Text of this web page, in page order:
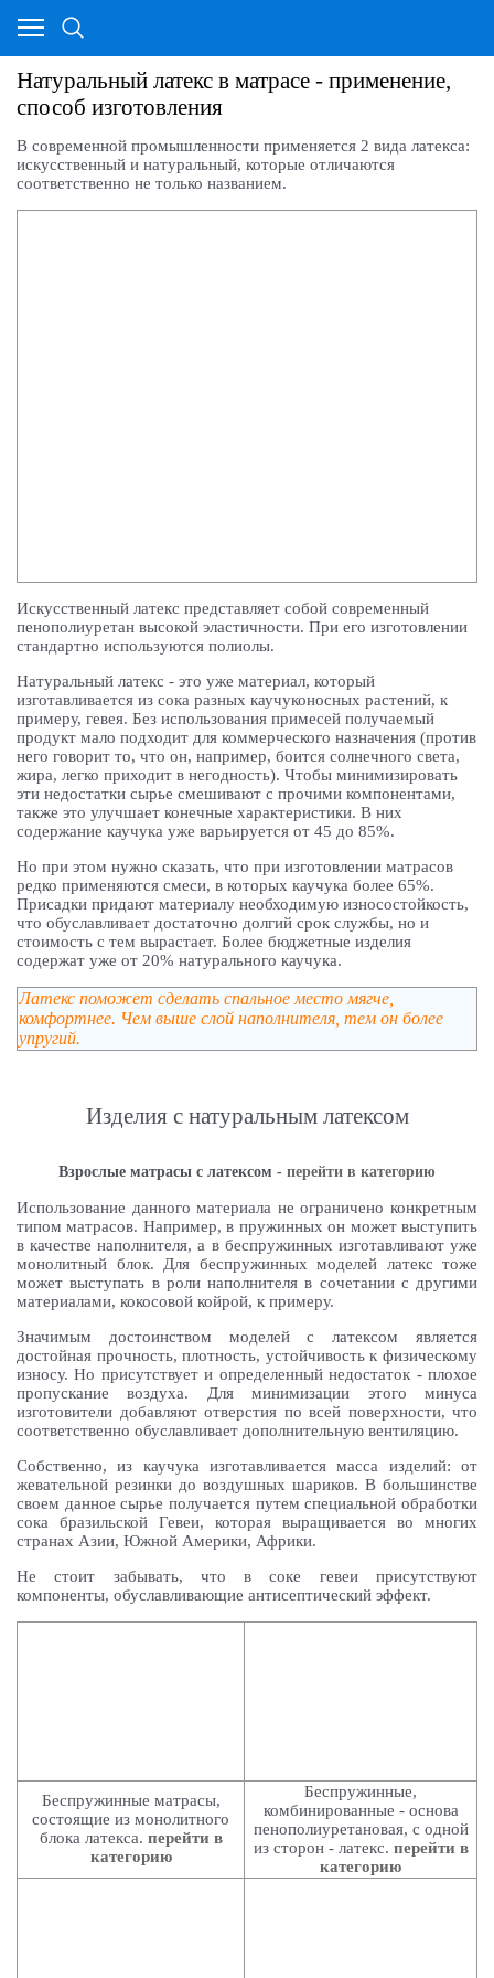
Натуральный латекс в матрасе - применение,
способ изготовления
В современной промышленности применяется 2 вида латекса:
искусственный и натуральный, которые отличаются
соответственно не только названием.
Искусственный латекс представляет собой современный
пенополиуретан высокой эластичности. При его изготовлении
стандартно используются полиолы.
Натуральный латекс - это уже материал, который
изготавливается из сока разных каучуконосных растений, к
примеру, гевея. Без использования примесей получаемый
продукт мало подходит для коммерческого назначения (против
него говорит то, что он, например, боится солнечного света,
жира, легко приходит в негодность). Чтобы минимизировать
эти недостатки сырье смешивают с прочими компонентами,
также это улучшает конечные характеристики. В них
содержание каучука уже варьируется от 45 до 85%.
Но при этом нужно сказать, что при изготовлении матрасов
редко применяются смеси, в которых каучука более 65%.
Присадки придают материалу необходимую износостойкость,
что обуславливает достаточно долгий срок службы, но и
стоимость с тем вырастает. Более бюджетные изделия
содержат уже от 20% натурального каучука.
Латекс поможет сделать спальное место мягче,
комфортнее. Чем выше слой наполнителя, тем он более
упругий.
Изделия с натуральным латексом
Взрослые матрасы с латексом - перейти в категорию
Использование данного материала не ограничено конкретным
типом матрасов. Например, в пружинных он может выступить
в качестве наполнителя, а в беспружинных изготавливают уже
монолитный блок. Для беспружинных моделей латекс тоже
может выступать в роли наполнителя в сочетании с другими
материалами, кокосовой койрой, к примеру.
Значимым достоинством моделей с латексом является
достойная прочность, плотность, устойчивость к физическому
износу. Но присутствует и определенный недостаток - плохое
пропускание воздуха. Для минимизации этого минуса
изготовители добавляют отверстия по всей поверхности, что
соответственно обуславливает дополнительную вентиляцию.
Собственно, из каучука изготавливается масса изделий: от
жевательной резинки до воздушных шариков. В большинстве
своем данное сырье получается путем специальной обработки
сока бразильской Гевеи, которая выращивается во многих
странах Азии, Южной Америки, Африки.
Не стоит забывать, что в соке гевеи присутствуют
компоненты, обуславливающие антисептический эффект.
Беспружинные матрасы,
состоящие из монолитного
блока латекса. перейти в
категорию
Беспружинные,
комбинированные - основа
пенополиуретановая, с одной
из сторон - латекс. перейти в
категорию